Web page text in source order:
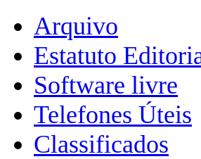
Arquivo
Estatuto
Software livre
Telefones Úteis
Classificados